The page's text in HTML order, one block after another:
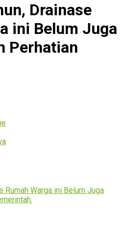
Drainase
ini Belum Juga
Perhatian